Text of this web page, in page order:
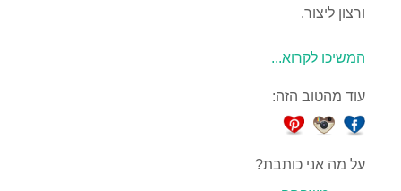
ורצון ליצור.
המשיכו לקרוא...
עוד מהטוב הזה:
על מה אני כותבת?